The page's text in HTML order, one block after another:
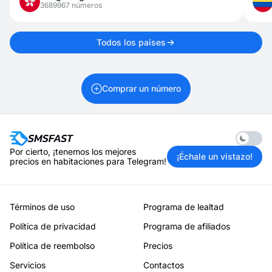
3689967 números
Todos los países
Comprar un número
Enable
Por cierto, ¡tenemos los mejores
precios en habitaciones para Telegram!
¡Échale un vistazo!
Términos de uso
Programa de lealtad
Política de privacidad
Programa de afiliados
Política de reembolso
Precios
Servicios
Contactos